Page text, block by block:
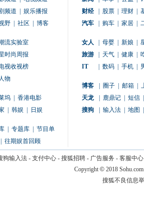
频道
娱乐播报
野 社区 博客
流实验室
时尚周报
视收视榜
物
坞
香港电影
韩娱 日娱
专题库
节目单
往期娱首回顾
财经
股票 理财
汽车
购车 家居
女人 母婴 新娘
旅游
天气 健康
IT
数码 手机
博客 圈子 邮箱
天龙
鹿鼎记 短信
搜狗
输入法 地图
狗输入法- 支付中心- 搜狐招聘- 广告服务 - 客服中心
Copyright © 2018
搜狐不良信息